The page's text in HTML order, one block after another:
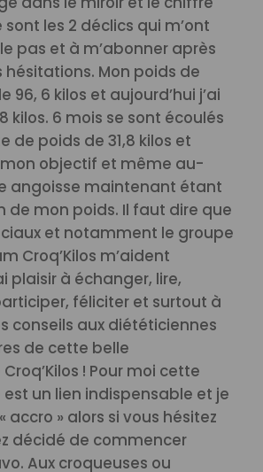
les 2 déclics qui m’ont
pas et à m’abonner après
hésitations. Mon poids de
6 kilos et aujourd’hui j’ai
kilos. 6 mois se sont écoulés
de poids de 31,8 kilos et
objectif et même au-
angoisse maintenant étant
de mon poids. Il faut dire que
et notamment le groupe
Croq’Kilos m’aident
plaisir à échanger, lire,
féliciter et surtout à
conseils aux diététiciennes
de cette belle
! Pour moi cette
un lien indispensable et je
accro » alors si vous hésitez
décidé de commencer
Aux croqueuses ou